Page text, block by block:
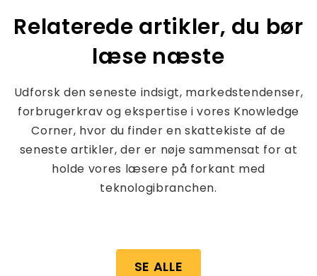
Relaterede artikler, du bør
læse næste
Udforsk den seneste indsigt, markedstendenser,
forbrugerkrav og ekspertise i vores Knowledge
Corner, hvor du finder en skattekiste af de
seneste artikler, der er nøje sammensat for at
holde vores læsere på forkant med
teknologibranchen.
SE ALLE